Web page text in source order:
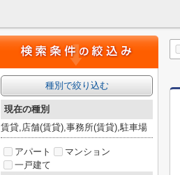
種別で絞り込む
現在の種別
賃貸,店舗(賃貸),事務所(賃貸),駐車場
アパート
マンション
一戸建て